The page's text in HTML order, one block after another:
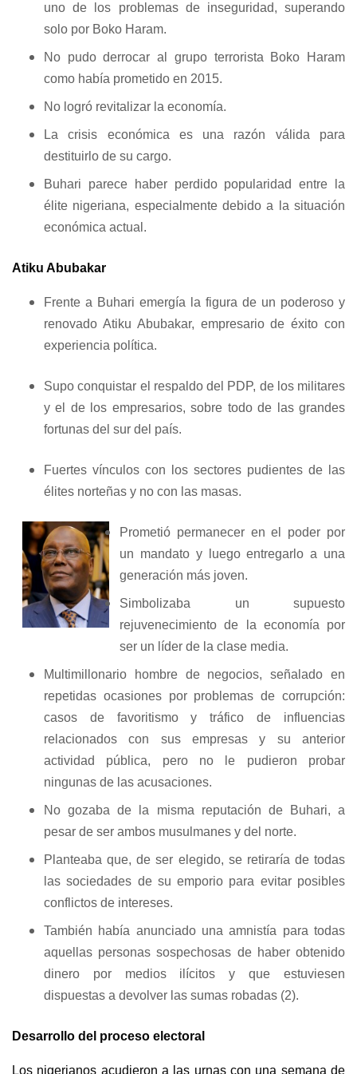
uno de los problemas de inseguridad, superando
solo por Boko Haram.
No pudo derrocar al grupo terrorista Boko Haram
como había prometido en 2015.
No logró revitalizar la economía.
La crisis económica es una razón válida para
destituirlo de su cargo.
Buhari parece haber perdido popularidad entre la
élite nigeriana, especialmente debido a la situación
económica actual.
Atiku Abubakar
Frente a Buhari emergía la figura de un poderoso y
renovado Atiku Abubakar, empresario de éxito con
experiencia política.
Supo conquistar el respaldo del PDP, de los militares
y el de los empresarios, sobre todo de las grandes
fortunas del sur del país.
Fuertes vínculos con los sectores pudientes de las
élites norteñas y no con las masas.
Prometió permanecer en el poder por
un mandato y luego entregarlo a una
generación más joven.
Simbolizaba un supuesto
rejuvenecimiento de la economía por
ser un líder de la clase media.
Multimillonario hombre de negocios, señalado en
repetidas ocasiones por problemas de corrupción:
casos de favoritismo y tráfico de influencias
relacionados con sus empresas y su anterior
actividad pública, pero no le pudieron probar
ningunas de las acusaciones.
No gozaba de la misma reputación de Buhari, a
pesar de ser ambos musulmanes y del norte.
Planteaba que, de ser elegido, se retiraría de todas
las sociedades de su emporio para evitar posibles
conflictos de intereses.
También había anunciado una amnistía para todas
aquellas personas sospechosas de haber obtenido
dinero por medios ilícitos y que estuviesen
dispuestas a devolver las sumas robadas (2).
Desarrollo del proceso electoral
Los nigerianos acudieron a las urnas con una semana de